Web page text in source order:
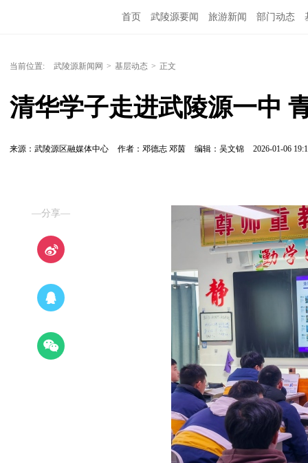
首页 武陵源要闻 旅游新闻 部门动态
当前位置: 武陵源新闻网 > 基层动态 > 正文
清华学子走进武陵源一中
来源：武陵源区融媒体中心 作者：邓德志 邓茵 编辑：吴文锦 2026-01-06
—分享—